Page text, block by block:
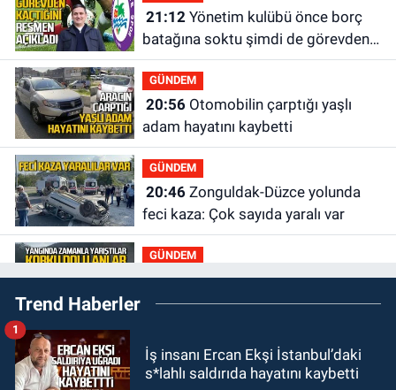
21:12Yönetim kulübü önce borç
batağına soktu şimdi de görevden
kaçtığını resmen açıkladı
GÜNDEM
20:56Otomobilin çarptığı yaşlı
adam hayatını kaybetti
GÜNDEM
20:46Zonguldak-Düzce yolunda
feci kaza: Çok sayıda yaralı var
GÜNDEM
19:21Yangında dakikalarla
yarıştılar: Korku dolu anlar
19:12Polis 9 kişi yakaladı 2 kişi
Trend Haberler
İş insanı Ercan Ekşi İstanbul’daki
s*lahlı saldırıda hayatını kaybetti
1